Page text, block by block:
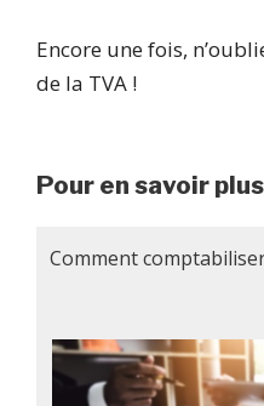
Encore une fois,
de la TVA !
Pour en savoir
Comment